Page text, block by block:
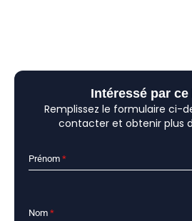
Intéressé par ce
Remplissez le formulaire ci-
contacter et obtenir plus
Prénom *
Nom *